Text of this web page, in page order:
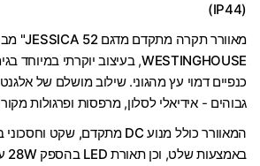
(IP44)
מאוורר תקרה מתקדם מדגםJESSICA 52"
WESTINGHOUSE, בעיצוב יוקרתי במיוחד
כנפיים דמוי עץ מהגוני. שילוב מושלם של
גבוהים - אידיאלי לסלון, מרפסות ופרגולות
המאוורר כולל מנוע DC מתקדם, שקט וחסכוני במיוחד
באמצעותשלט, וכןתאורת LED בהספק 28W